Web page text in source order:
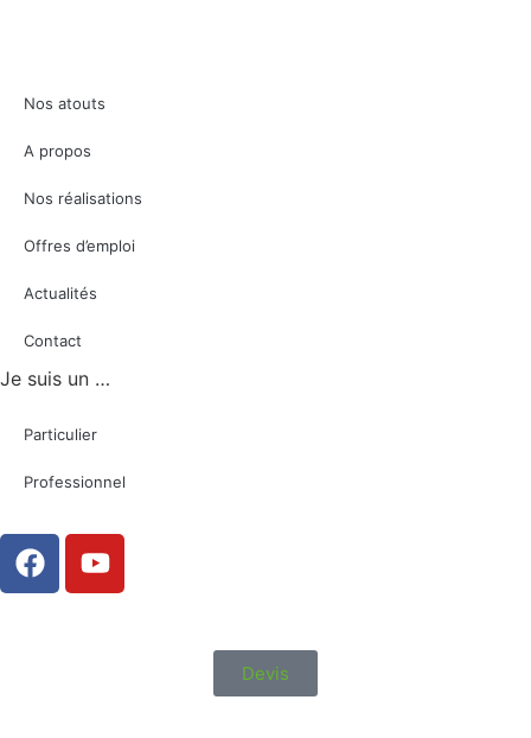
Nos atouts
A propos
Nos réalisations
Offres d’emploi
Actualités
Contact
Je suis un …
Particulier
Professionnel
Devis